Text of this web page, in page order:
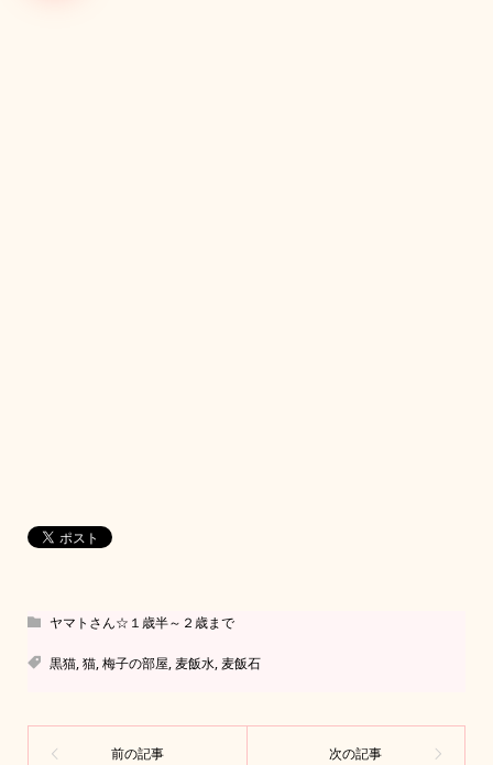
ヤマトさん☆１歳半～２歳まで
黒猫,猫,梅子の部屋, 麦飯水, 麦飯石